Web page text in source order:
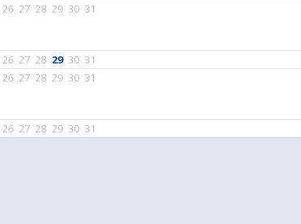
26 27 28 29 30 31
26 27 28 29 30 31
26 27 28 29 30 31
26 27 28 29 30 31